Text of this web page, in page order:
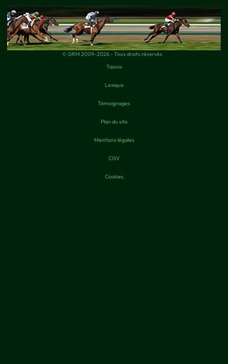
© GRM 2009-2026 - Tous droits réservés
Taonix
Lexique
Témoignages
Plan du site
Mentions légales
CGV
Cookies